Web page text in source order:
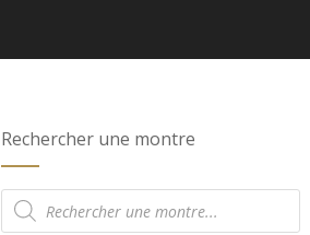
Rechercher une montre
Recherche
de
produits